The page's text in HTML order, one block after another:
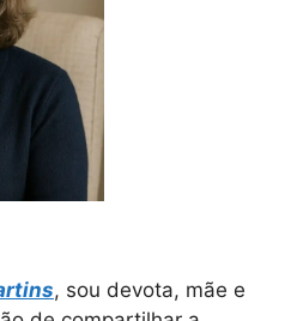
, sou devota, mãe e